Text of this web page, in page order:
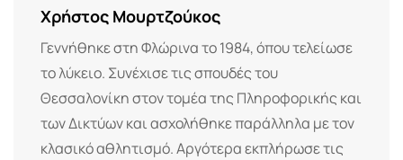
Χρήστος Μουρτζούκος
Γεννήθηκε στη Φλώρινα το 1984, όπου τελείωσε
το λύκειο. Συνέχισε τις σπουδές του
Θεσσαλονίκη στον τομέα της Πληροφορικής και
των Δικτύων και ασχολήθηκε παράλληλα με τον
κλασικό αθλητισμό. Αργότερα εκπλήρωσε τις